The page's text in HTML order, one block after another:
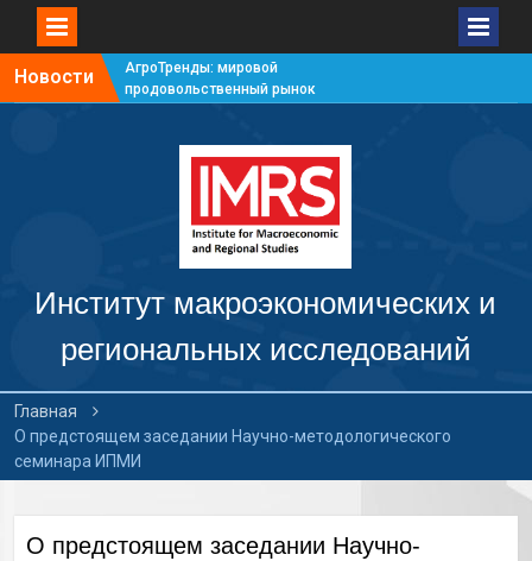
Новости
АгроТренды: мировой
продовольственный рынок
продовольственный рынок
АгроТренды: мировой
продовольственный рынок
АгроТренды: мировой
#4
Институт макроэкономических и
региональных исследований
Главная
О предстоящем заседании Научно-методологического
семинара ИПМИ
О предстоящем заседании Научно-